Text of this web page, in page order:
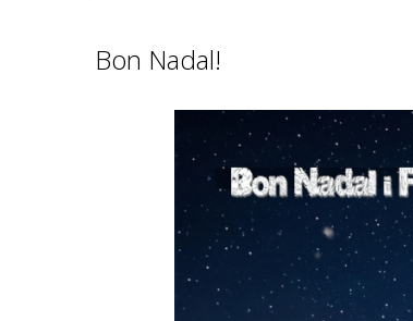
Bon Nadal!